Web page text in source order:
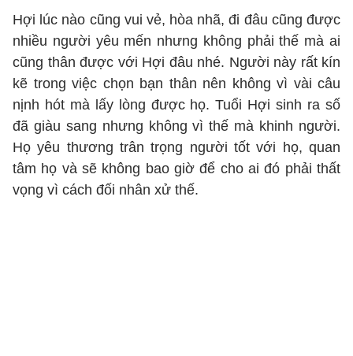
Hợi lúc nào cũng vui vẻ, hòa nhã, đi đâu cũng được
nhiều người yêu mến nhưng không phải thế mà ai
cũng thân được với Hợi đâu nhé. Người này rất kín
kẽ trong việc chọn bạn thân nên không vì vài câu
nịnh hót mà lấy lòng được họ. Tuổi Hợi sinh ra số
đã giàu sang nhưng không vì thế mà khinh người.
Họ yêu thương trân trọng người tốt với họ, quan
tâm họ và sẽ không bao giờ để cho ai đó phải thất
vọng vì cách đối nhân xử thế.